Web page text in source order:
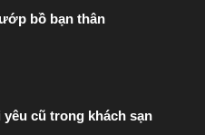
bồ bạn thân
cũ trong khách sạn